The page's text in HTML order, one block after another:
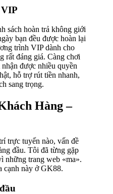
sách hoàn trả không giới
bạn đều được hoàn lại
trình VIP dành cho
rất đáng giá. Càng chơi
được nhiều quyền
hỗ trợ rút tiền nhanh,
sang trọng.
Hàng –
trực tuyến nào, vấn đề
đầu. Tôi đã từng gặp
những trang web «ma».
cạnh này ở GK88.